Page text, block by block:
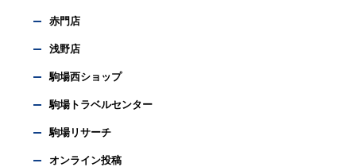
赤門店
浅野店
駒場西ショップ
駒場トラベルセンター
駒場リサーチ
オンライン投稿